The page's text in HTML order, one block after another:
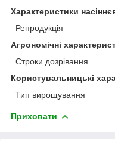
Характеристики
Репродукція
Агрономічні
Строки дозрівання
Користувальницькі
Тип вирощування
Приховати